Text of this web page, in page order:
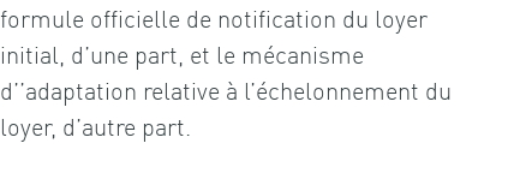
formule officielle de notification du loyer
initial, d’une part, et le mécanisme
d’’adaptation relative à l’échelonnement du
loyer, d’autre part.